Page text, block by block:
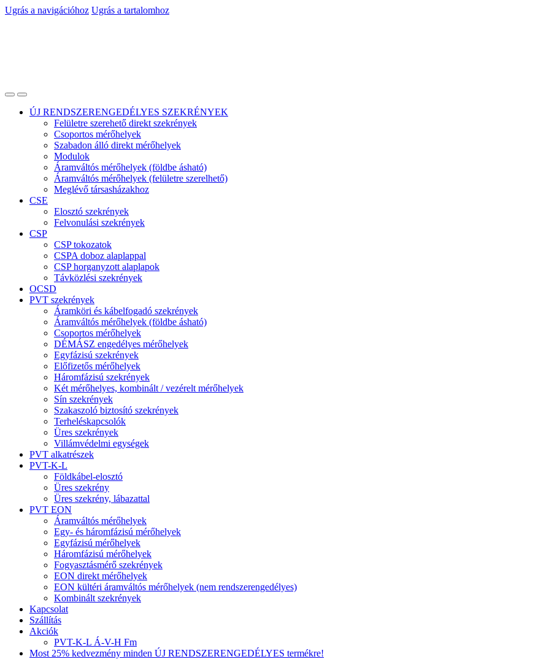
Ugrás a navigációhoz Ugrás a tartalomhoz
ÚJ RENDSZERENGEDÉLYES SZEKRÉNYEK
Felületre szerehető direkt szekrények
Csoportos mérőhelyek
Szabadon álló direkt mérőhelyek
Modulok
Áramváltós mérőhelyek (földbe ásható)
Áramváltós mérőhelyek (felületre szerelhető)
Meglévő társasházakhoz
CSE
Elosztó szekrények
Felvonulási szekrények
CSP
CSP tokozatok
CSPA doboz alaplappal
CSP horganyzott alaplapok
Távközlési szekrények
OCSD
PVT szekrények
Áramköri és kábelfogadó szekrények
Áramváltós mérőhelyek (földbe ásható)
Csoportos mérőhelyek
DÉMÁSZ engedélyes mérőhelyek
Egyfázisú szekrények
Előfizetős mérőhelyek
Háromfázisú szekrények
Két mérőhelyes, kombinált / vezérelt mérőhelyek
Sín szekrények
Szakaszoló biztosító szekrények
Terheléskapcsolók
Üres szekrények
Villámvédelmi egységek
PVT alkatrészek
PVT-K-L
Földkábel-elosztó
Üres szekrény
Üres szekrény, lábazattal
PVT EON
Áramváltós mérőhelyek
Egy- és háromfázisú mérőhelyek
Egyfázisú mérőhelyek
Háromfázisú mérőhelyek
Fogyasztásmérő szekrények
EON direkt mérőhelyek
EON kültéri áramváltós mérőhelyek (nem rendszerengedélyes)
Kombinált szekrények
Kapcsolat
Szállítás
Akciók
PVT-K-L Á-V-H Fm
Most 25% kedvezmény minden ÚJ RENDSZERENGEDÉLYES termékre!